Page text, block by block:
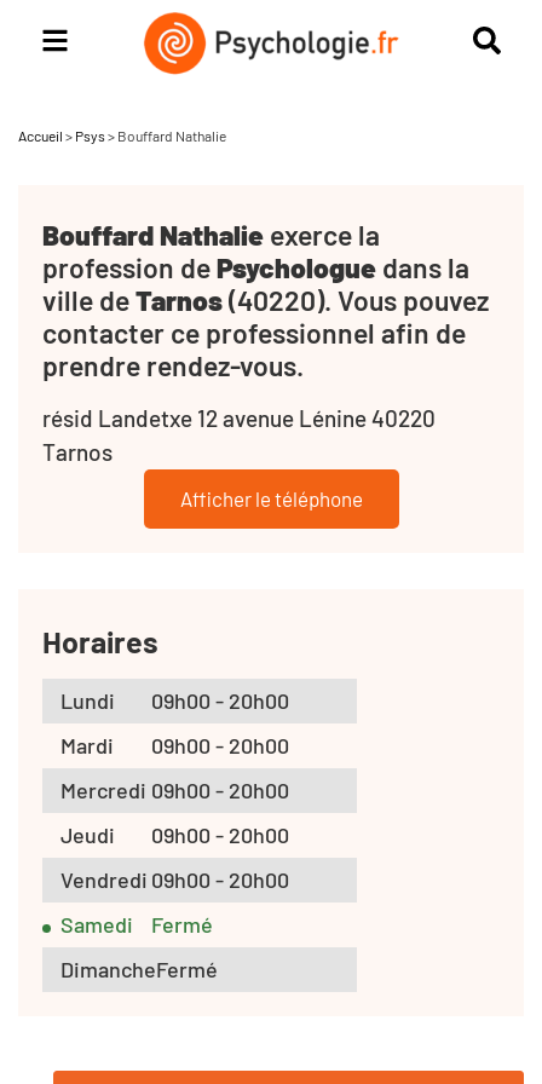
Accueil > Psys > Bouffard Nathalie
Bouffard Nathalie exerce la
profession dePsychologue dans la
ville deTarnos(40220). Vous pouvez
contacter ce professionnel afin de
prendre rendez-vous.
résid Landetxe 12 avenue Lénine 40220
Tarnos
Afficher le téléphone
Horaires
Lundi
09h00 - 20h00
Mardi
09h00 - 20h00
Mercredi 09h00 - 20h00
Jeudi
09h00 - 20h00
Vendredi 09h00 - 20h00
Samedi
Fermé
DimancheFermé